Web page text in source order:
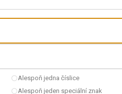
radio_button_uncheckedAlespoň jedna číslice
radio_button_uncheckedAlespoň jeden speciální znak